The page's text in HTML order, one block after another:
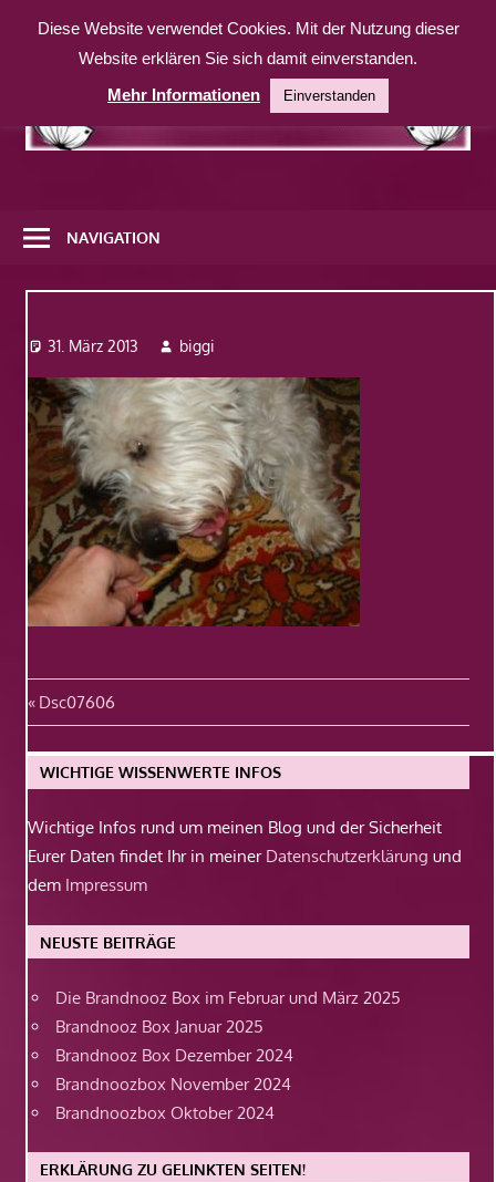
Inhalt
weitere
Website
NAVIGATION
31. März 2013 biggi
Beitragsnavigation
Vorheriger
Beitrag:
Dsc07606
WICHTIGE WISSENWERTE INFOS
Wichtige Infos rund um meinen Blog und der Sicherheit
Eurer Daten findet Ihr in meiner Datenschutzerklärung und
dem Impressum
NEUSTE BEITRÄGE
Die Brandnooz Box im Februar und März 2025
Brandnooz Box Januar 2025
Brandnooz Box Dezember 2024
Brandnoozbox November 2024
Brandnoozbox Oktober 2024
ERKLÄRUNG ZU GELINKTEN SEITEN!
Diese Website verwendet Cookies. Mit der Nutzung dieser
Website erklären Sie sich damit einverstanden.
Mehr Informationen
Einverstanden